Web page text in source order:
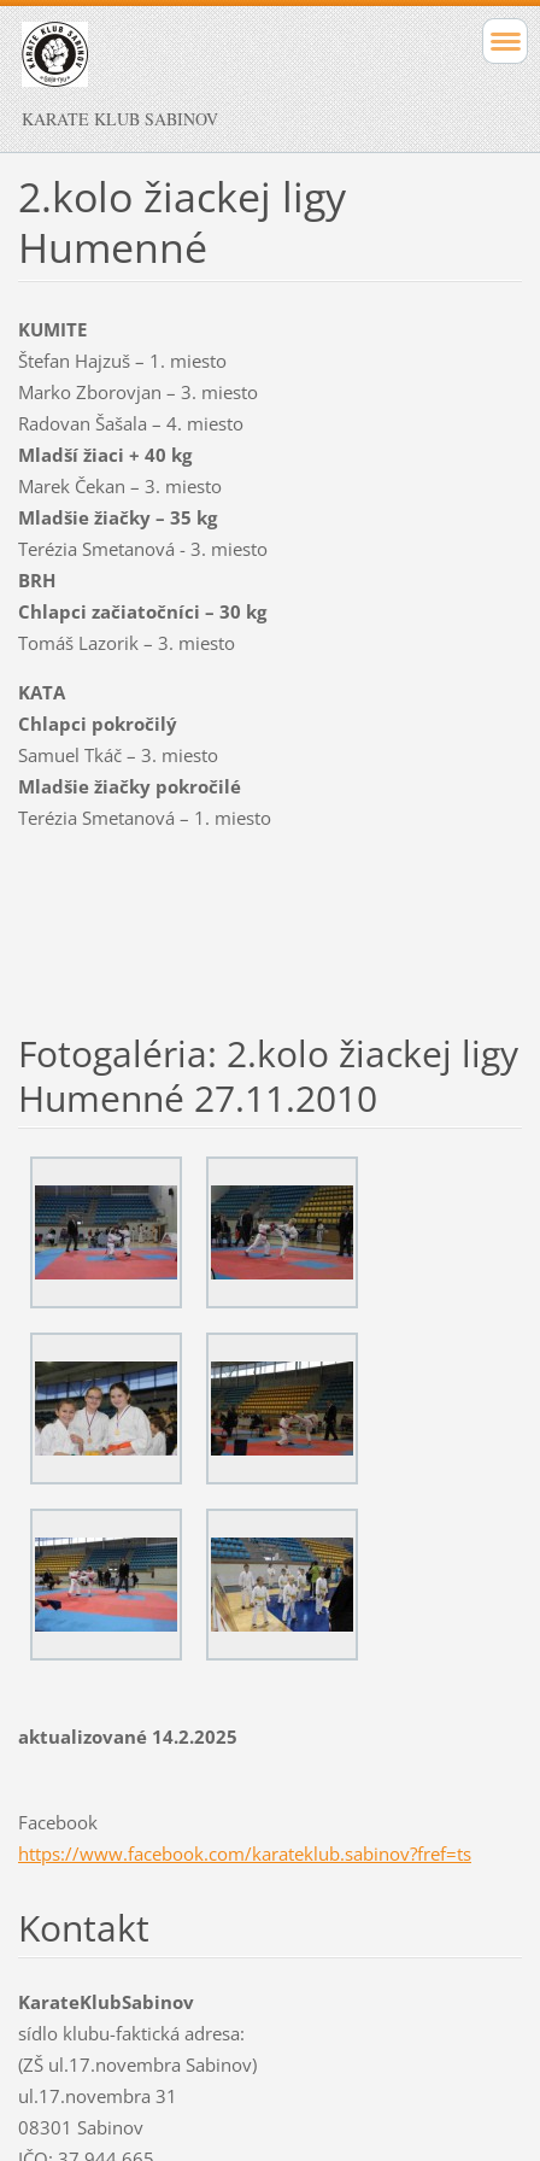
KARATE KLUB SABINOV
2.kolo žiackej ligy
Humenné
KUMITE
Štefan Hajzuš – 1. miesto
Marko Zborovjan – 3. miesto
Radovan Šašala – 4. miesto
Mladší žiaci + 40 kg
Marek Čekan – 3. miesto
Mladšie žiačky – 35 kg
Terézia Smetanová - 3. miesto
BRH
Chlapci začiatočníci – 30 kg
Tomáš Lazorik – 3. miesto
KATA
Chlapci pokročilý
Samuel Tkáč – 3. miesto
Mladšie žiačky pokročilé
Terézia Smetanová – 1. miesto
Fotogaléria: 2.kolo žiackej ligy
Humenné 27.11.2010
aktualizované 14.2.2025
Facebook
https://www.facebook.com/karateklub.sabinov?fref=ts
Kontakt
KarateKlubSabinov
sídlo klubu-faktická adresa:
(ZŠ ul.17.novembra Sabinov)
ul.17.novembra 31
08301 Sabinov